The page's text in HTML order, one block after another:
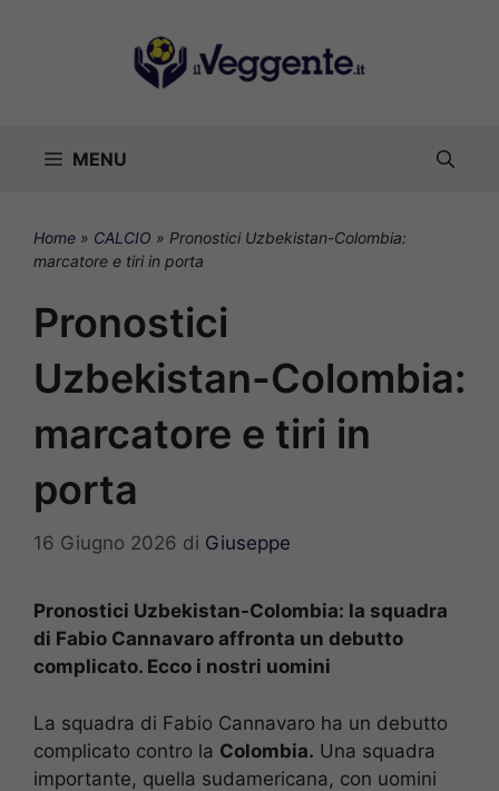
MENU
Home » CALCIO » Pronostici Uzbekistan-Colombia:
marcatore e tiri in porta
Pronostici
Uzbekistan-Colombia:
marcatore e tiri in
porta
16 Giugno 2026 di Giuseppe
Pronostici Uzbekistan-Colombia: la squadra
di Fabio Cannavaro affronta un debutto
complicato. Ecco i nostri uomini
La squadra di Fabio Cannavaro ha un debutto
complicato contro la Colombia. Una squadra
importante, quella sudamericana, con uomini